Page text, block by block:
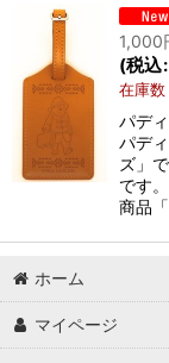
1,000
(税込:
在庫
パデ
パデ
ズ」
です
商品
ホーム
マイページ